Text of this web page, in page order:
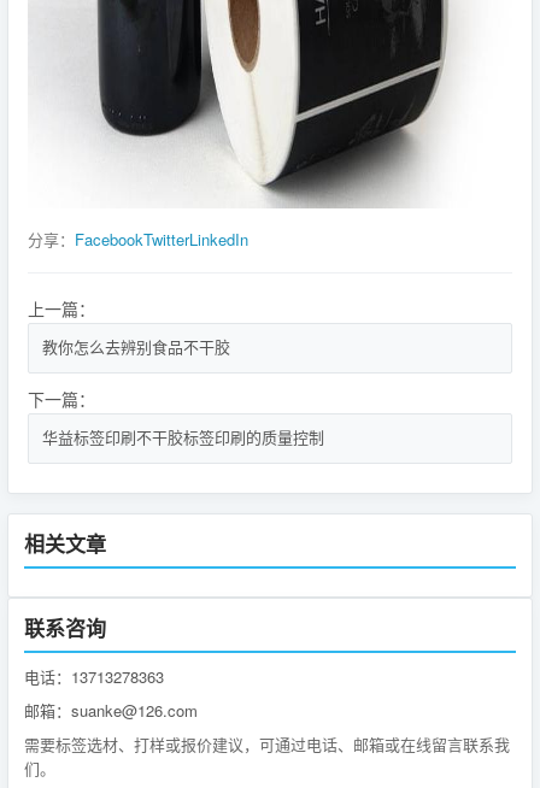
分享： FacebookTwitterLinkedIn
上一篇：
教你怎么去辨别食品不干胶
下一篇：
华益标签印刷不干胶标签印刷的质量控制
相关文章
联系咨询
电话：13713278363
邮箱：suanke@126.com
需要标签选材、打样或报价建议，可通过电话、邮箱或在线留言联系我
们。